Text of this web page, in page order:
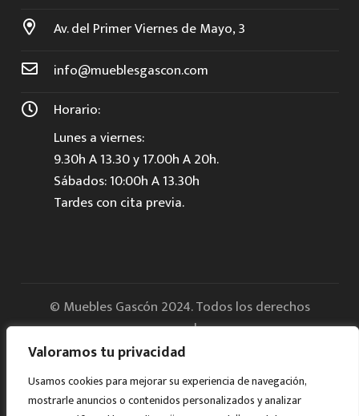
Valoramos tu privacidad
Usamos cookies para mejorar su experiencia de navegación,
mostrarle anuncios o contenidos personalizados y analizar
Av. del Primer Viernes de Mayo, 3
info@mueblesgascon.com
Horario:
Lunes a viernes:
9.30h A 13.30 y 17.00h A 20h.
Sábados: 10:00h A 13.30h
Tardes con cita previa.
© Muebles Gascón 2024. Todos los derechos
reservados.
Aviso legal